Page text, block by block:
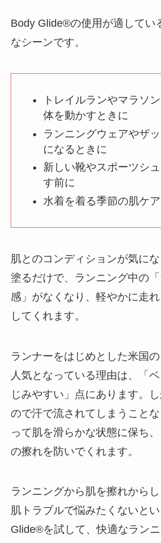
Body Glide®の使用が適してい
なシーンです。
トレイルランやマラソ
体を動かすときに
ランニングウェアやザ
になるときに
新しい靴やスポーツシ
す前に
水着を着る季節の肌ケ
肌とのコンディションが気に
塗るだけで、ランニング中の
感」がなくなり、軽やかに走
してくれます。
ランナーをはじめとした米国
人気となっている理由は、「
じみやすい」点にあります。
ので汗で流されてしまうこと
って肌を滑らかな状態に保ち
の擦れを防いでくれます。
ランニングから肌を擦れからし
肌トラブルで悩みたくないと
Glide®を試して、快適なラン